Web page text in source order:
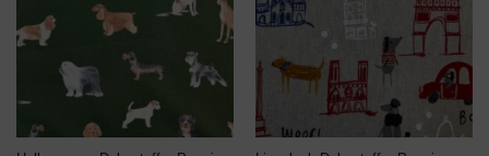
WUNSCHZETTEL
WUNSCHZETTEL